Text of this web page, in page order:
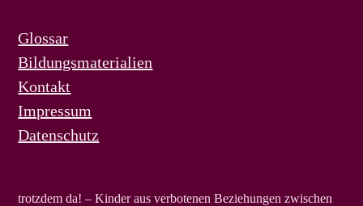
Glossar
Bildungsmaterialien
Kontakt
Impressum
Datenschutz
trotzdem da! – Kinder aus verbo­te­nen Beziehungen zwischen